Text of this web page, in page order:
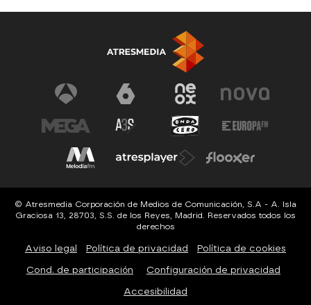
© Atresmedia Corporación de Medios de Comunicación, S.A - A. Isla
Graciosa 13, 28703, S.S. de los Reyes, Madrid. Reservados todos los
derechos
Aviso legal Política de privacidad Política de cookies
Cond. de participación Configuración de privacidad
Accesibilidad